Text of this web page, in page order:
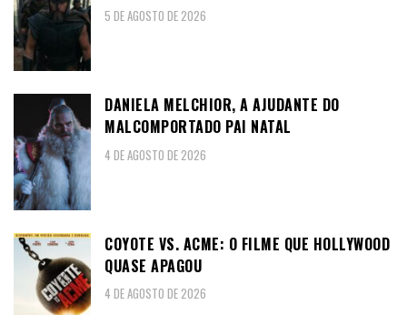
5 DE AGOSTO DE 2026
DANIELA MELCHIOR, A AJUDANTE DO
MALCOMPORTADO PAI NATAL
4 DE AGOSTO DE 2026
COYOTE VS. ACME: O FILME QUE HOLLYWOOD
QUASE APAGOU
4 DE AGOSTO DE 2026